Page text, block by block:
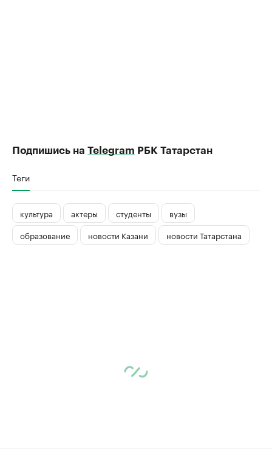
Подпишись на Telegram РБК Татарстан
Теги
культура актеры студенты
вузы
образование
новости Казани новости Татарстана